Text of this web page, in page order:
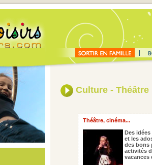
Culture - Théâtre
Théâtre, cinéma...
Des
et les
des bons
activités
vacances